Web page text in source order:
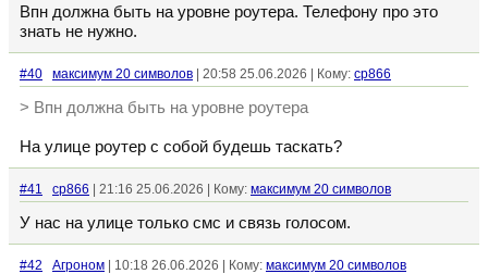
Впн должна быть на уровне роутера. Телефону про это
знать не нужно.
#40 максимум 20 символов | 20:58 25.06.2026 | Кому: cp866
> Впн должна быть на уровне роутера
На улице роутер с собой будешь таскать?
#41 cp866 | 21:16 25.06.2026 | Кому: максимум 20 символов
У нас на улице только смс и связь голосом.
#42 Агроном | 10:18 26.06.2026 | Кому: максимум 20 символов